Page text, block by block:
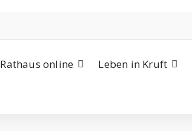
Rathaus online Leben in Kruft